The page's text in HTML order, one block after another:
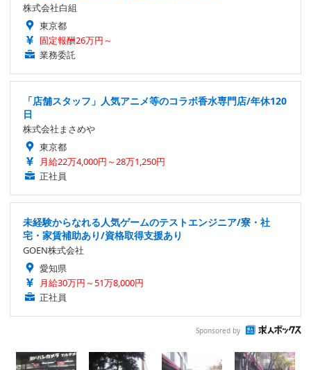
株式会社白組
東京都
固定報酬26万円～
業務委託
「店舗スタッフ」人気アニメ等のコラボ香水専門店/年休120
日
株式会社まさめや
東京都
月給22万4,000円～28万1,250円
正社員
未経験からなれる人気ゲームのテストエンジニア/寮・社
宅・家賃補助あり/資格取得支援あり
GOEN株式会社
愛知県
月給30万円～51万8,000円
正社員
Sponsored by